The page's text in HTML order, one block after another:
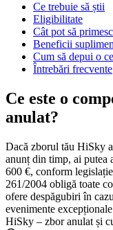
Ce trebuie să știi
Eligibilitate
Cât pot să
Beneficii
Cum să depui o
Întrebări frecvente
Ce este o
anulat?
Dacă zborul tău HiSky
anunț din timp, ai putea
600 €, conform
261/2004 obligă toate
ofere despăgubiri în
evenimente
HiSky – zbor anulat și